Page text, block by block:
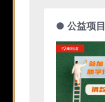
● 公益项目